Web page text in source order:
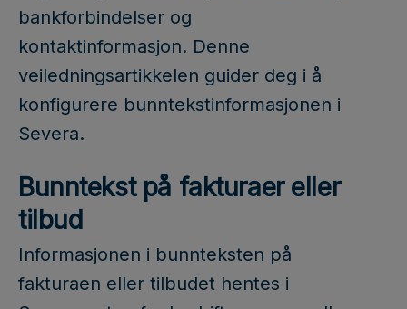
bankforbindelser og
kontaktinformasjon. Denne
veiledningsartikkelen guider deg i å
konfigurere bunntekstinformasjonen i
Severa.
Bunntekst på fakturaer eller
tilbud
Informasjonen i bunnteksten på
fakturaen eller tilbudet hentes i